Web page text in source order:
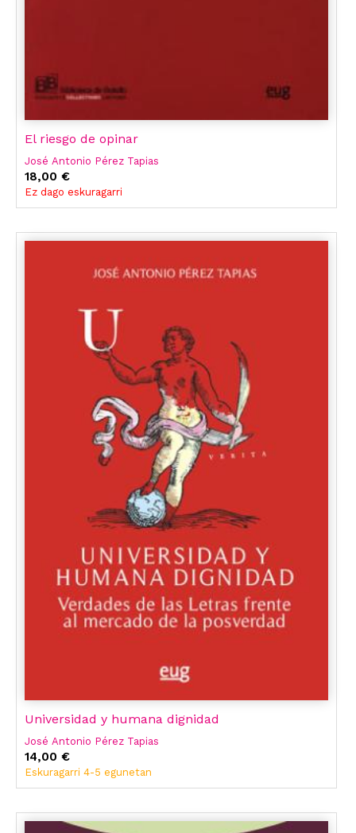
El riesgo de opinar
José Antonio Pérez Tapias
18,00 €
Ez dago eskuragarri
Universidad y humana dignidad
José Antonio Pérez Tapias
14,00 €
Eskuragarri 4-5 egunetan